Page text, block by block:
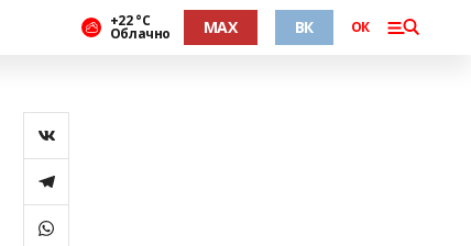
+22 °С
Облачно MAX ВК ОК